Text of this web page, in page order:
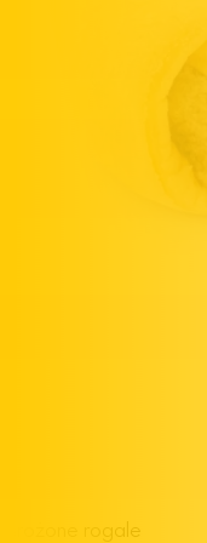
Mrożone rogale